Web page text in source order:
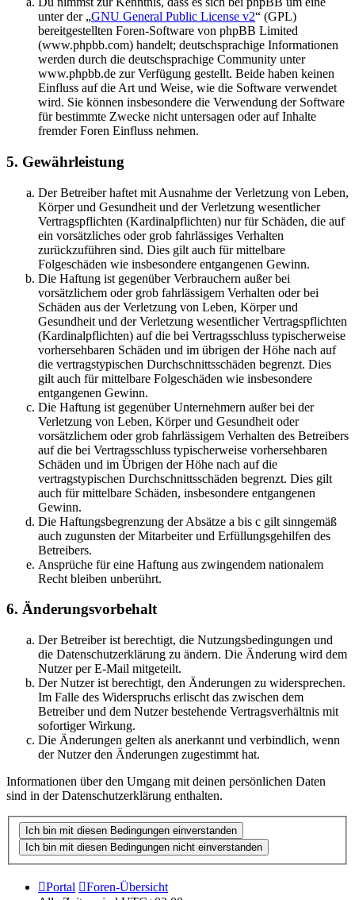
unter der „GNU General Public License v2“ (GPL)
bereitgestellten Foren-Software von phpBB Limited
(www.phpbb.com) handelt; deutschsprachige Informationen
werden durch die deutschsprachige Community unter
www.phpbb.de zur Verfügung gestellt. Beide haben keinen
Einfluss auf die Art und Weise, wie die Software verwendet
wird. Sie können insbesondere die Verwendung der Software
für bestimmte Zwecke nicht untersagen oder auf Inhalte
fremder Foren Einfluss nehmen.
5. Gewährleistung
Der Betreiber haftet mit Ausnahme der Verletzung von Leben,
Körper und Gesundheit und der Verletzung wesentlicher
Vertragspflichten (Kardinalpflichten) nur für Schäden, die auf
ein vorsätzliches oder grob fahrlässiges Verhalten
zurückzuführen sind. Dies gilt auch für mittelbare
Folgeschäden wie insbesondere entgangenen Gewinn.
Die Haftung ist gegenüber Verbrauchern außer bei
vorsätzlichem oder grob fahrlässigem Verhalten oder bei
Schäden aus der Verletzung von Leben, Körper und
Gesundheit und der Verletzung wesentlicher Vertragspflichten
(Kardinalpflichten) auf die bei Vertragsschluss typischerweise
vorhersehbaren Schäden und im übrigen der Höhe nach auf
die vertragstypischen Durchschnittsschäden begrenzt. Dies
gilt auch für mittelbare Folgeschäden wie insbesondere
entgangenen Gewinn.
Die Haftung ist gegenüber Unternehmern außer bei der
Verletzung von Leben, Körper und Gesundheit oder
vorsätzlichem oder grob fahrlässigem Verhalten des Betreibers
auf die bei Vertragsschluss typischerweise vorhersehbaren
Schäden und im Übrigen der Höhe nach auf die
vertragstypischen Durchschnittsschäden begrenzt. Dies gilt
auch für mittelbare Schäden, insbesondere entgangenen
Gewinn.
Die Haftungsbegrenzung der Absätze a bis c gilt sinngemäß
auch zugunsten der Mitarbeiter und Erfüllungsgehilfen des
Betreibers.
Ansprüche für eine Haftung aus zwingendem nationalem
Recht bleiben unberührt.
6. Änderungsvorbehalt
Der Betreiber ist berechtigt, die Nutzungsbedingungen und
die Datenschutzerklärung zu ändern. Die Änderung wird dem
Nutzer per E-Mail mitgeteilt.
Der Nutzer ist berechtigt, den Änderungen zu widersprechen.
Im Falle des Widerspruchs erlischt das zwischen dem
Betreiber und dem Nutzer bestehende Vertragsverhältnis mit
sofortiger Wirkung.
Die Änderungen gelten als anerkannt und verbindlich, wenn
der Nutzer den Änderungen zugestimmt hat.
Informationen über den Umgang mit deinen persönlichen Daten
sind in der Datenschutzerklärung enthalten.
Portal
Foren-Übersicht